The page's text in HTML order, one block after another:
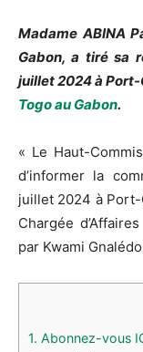
Madame ABINA
Gabon, a tiré sa
juillet 2024 à Port-
Togo au Gabon.
« Le Haut-
d’informer la
juillet 2024 à Port-
Chargée
par Kwami
1. Abonnez-vous